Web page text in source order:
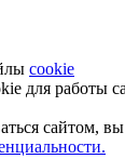
cookie
для работы
сайтом,